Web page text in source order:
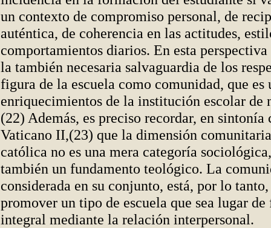
un contexto de compromiso personal, de
auténtica, de coherencia en las actitudes,
comportamientos diarios. En esta perspectiva
la también necesaria salvaguardia de los
figura de la escuela como comunidad, que es
enriquecimientos de la institución escolar de
(22) Además, es preciso recordar, en
Vaticano II,(23) que la dimensión
católica no es una mera categoría
también un fundamento teológico. La
considerada en su conjunto, está, por lo
promover un tipo de escuela que sea lugar
integral mediante la relación interpersonal.